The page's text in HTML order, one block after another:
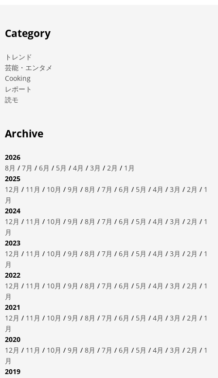
Category
トレンド
芸能・エンタメ
Cooking
レポート
読モ
Archive
2026
8月 / 7月 / 6月 / 5月 / 4月 / 3月 / 2月 / 1月
2025
12月 / 11月 / 10月 / 9月 / 8月 / 7月 / 6月 / 5月 / 4月 / 3月 / 2月 / 1
月
2024
12月 / 11月 / 10月 / 9月 / 8月 / 7月 / 6月 / 5月 / 4月 / 3月 / 2月 / 1
月
2023
12月 / 11月 / 10月 / 9月 / 8月 / 7月 / 6月 / 5月 / 4月 / 3月 / 2月 / 1
月
2022
12月 / 11月 / 10月 / 9月 / 8月 / 7月 / 6月 / 5月 / 4月 / 3月 / 2月 / 1
月
2021
12月 / 11月 / 10月 / 9月 / 8月 / 7月 / 6月 / 5月 / 4月 / 3月 / 2月 / 1
月
2020
12月 / 11月 / 10月 / 9月 / 8月 / 7月 / 6月 / 5月 / 4月 / 3月 / 2月 / 1
月
2019